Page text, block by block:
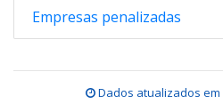
Empresas penalizadas
Dados atualizados em